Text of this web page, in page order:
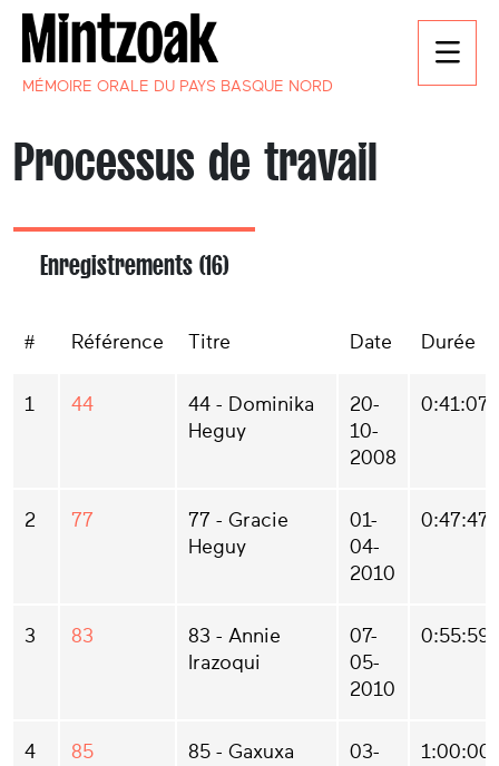
MÉMOIRE ORALE DU PAYS BASQUE NORD
Processus de travail
Enregistrements (16)
# Référence Titre Date Durée
1 44
44 - Dominika
Heguy
20-
10-
2008
0:41:07
2 77
77 - Gracie
Heguy
01-
04-
2010
0:47:47
3 83
83 - Annie
Irazoqui
07-
05-
2010
0:55:59
4 85
85 - Gaxuxa
03-
1:00:00